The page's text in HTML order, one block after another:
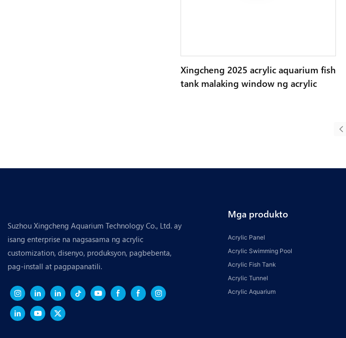
Xingcheng 2025 acrylic aquarium fish
tank malaking window ng acrylic
Suzhou Xingcheng Aquarium Technology Co., Ltd. ay
isang enterprise na nagsasama ng acrylic
customization, disenyo, produksyon, pagbebenta,
pag-install at pagpapanatili.
Mga produkto
Acrylic Panel
Acrylic Swimming Pool
Acrylic Fish Tank
Acrylic Tunnel
Acrylic Aquarium